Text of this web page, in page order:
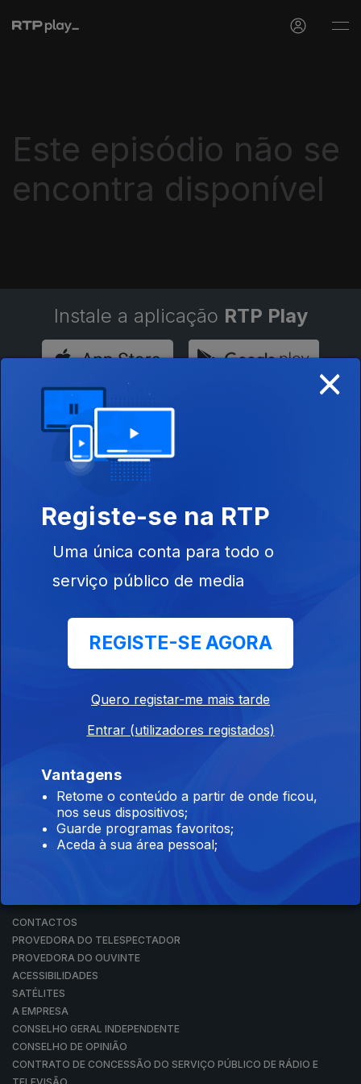
Este episódio não se
encontra disponível
Instale a aplicação RTP Play
Disponível para iOS, Android, Apple TV, Android TV e
CarPlay
RTP PLAY
EM DIRETO
REVER PROGRAMAS
CONCURSOS
CONTACTOS
PROVEDORA DO TELESPECTADOR
PROVEDORA DO OUVINTE
ACESSIBILIDADES
SATÉLITES
A EMPRESA
CONSELHO GERAL INDEPENDENTE
CONSELHO DE OPINIÃO
CONTRATO DE CONCESSÃO DO SERVIÇO PÚBLICO DE RÁDIO E
×
Registe-se na RTP
Uma única conta para todo o
serviço público de media
REGISTE-SE AGORA
Quero registar-me mais tarde
Entrar (utilizadores registados)
Vantagens
Retome o conteúdo a partir de onde ficou,
nos seus dispositivos;
Guarde programas favoritos;
Aceda à sua área pessoal;